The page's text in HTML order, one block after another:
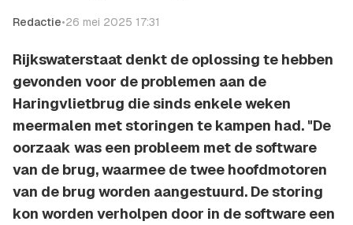
Redactie•26 mei 2025 17:31
Rijkswaterstaat denkt de oplossing te hebben
gevonden voor de problemen aan de
Haringvlietbrug die sinds enkele weken
meermalen met storingen te kampen had. "De
oorzaak was een probleem met de software
van de brug, waarmee de twee hoofdmotoren
van de brug worden aangestuurd. De storing
kon worden verholpen door in de software een